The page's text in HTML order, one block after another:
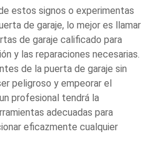
estos signos o experimentas
de garaje, lo mejor es llamar
de garaje calificado para
y las reparaciones necesarias.
de la puerta de garaje sin
peligroso y empeorar el
profesional tendrá la
adecuadas para
eficazmente cualquier